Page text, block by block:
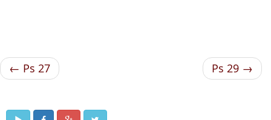
← Ps 27 Ps 29 →